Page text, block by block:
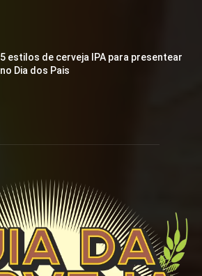
5 estilos de cerveja IPA para presentear
no Dia dos Pais